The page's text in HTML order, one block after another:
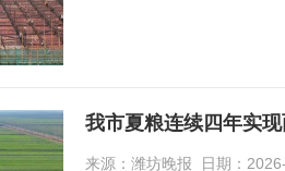
我市夏粮连续四年实
来源：潍坊晚报 日期：